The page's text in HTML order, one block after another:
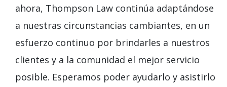
ahora, Thompson Law continúa adaptándose
a nuestras circunstancias cambiantes, en un
esfuerzo continuo por brindarles a nuestros
clientes y a la comunidad el mejor servicio
posible. Esperamos poder ayudarlo y asistirlo